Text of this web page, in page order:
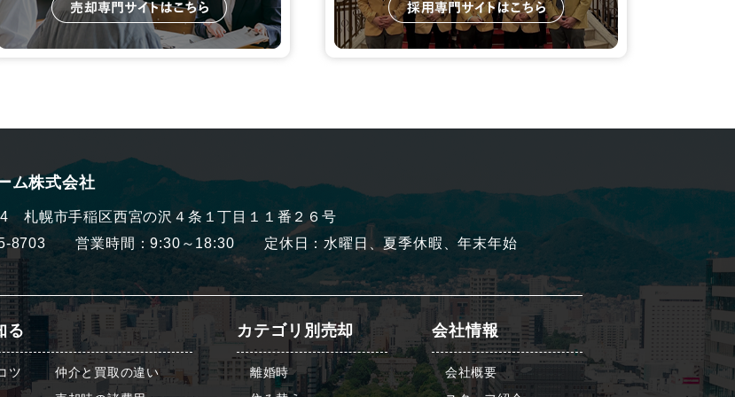
ム株式会社
札幌市手稲区西宮の沢４条１丁目１１番２６号
8703 営業時間：9:30～18:30定休日：水曜日、夏季休暇、年末年始
る
ツ
仲介と買取の違い
カテゴリ別売却
離婚時
会社情報
会社概要